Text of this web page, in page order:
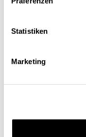
Statistiken
Marketing